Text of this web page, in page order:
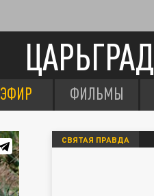
ЦАРЬГРАД
ЭФИР ФИЛЬМЫ
СВЯТАЯ ПРАВДА